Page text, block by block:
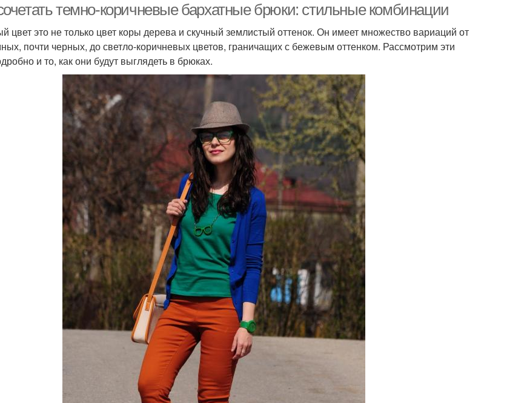
темно-коричневые бархатные брюки: стильные комбинации
цвет это не только цвет коры дерева и скучный землистый оттенок. Он имеет множество вариаций от
почти черных, до светло-коричневых цветов, граничащих с бежевым оттенком. Рассмотрим эти
и то, как они будут выглядеть в брюках.